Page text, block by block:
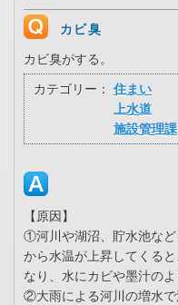
カビ臭
カビ臭がする。
カテゴリー：
住まい
上水道
施設管理課
【原因】
①河川や湖沼、貯水池な
から水温が上昇してくる
なり、水にカビや墨汁の
②大雨による河川の増水で